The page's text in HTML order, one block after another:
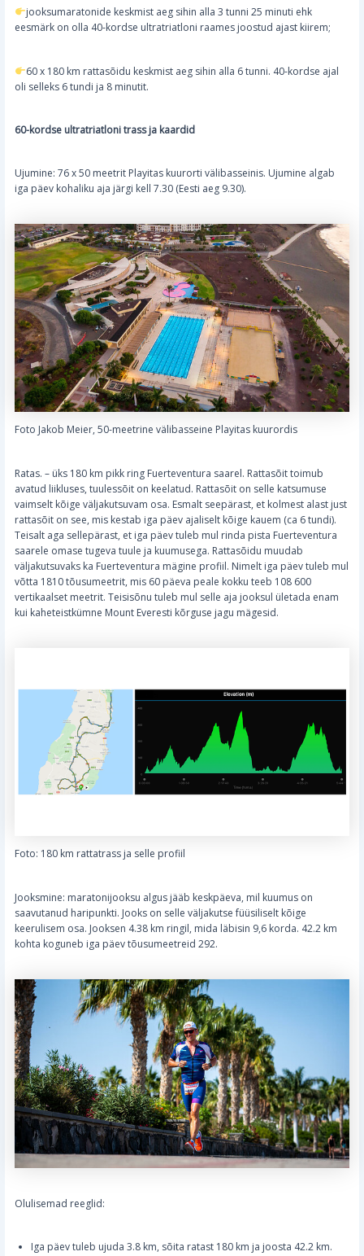
jooksumaratonide keskmist aeg sihin alla 3 tunni 25 minuti ehk
eesmärk on olla 40-kordse ultratriatloni raames joostud ajast kiirem;
60 x 180 km rattasõidu keskmist aeg sihin alla 6 tunni. 40-kordse ajal
oli selleks 6 tundi ja 8 minutit.
60-kordse ultratriatloni trass ja kaardid
Ujumine: 76 x 50 meetrit Playitas kuurorti välibasseinis. Ujumine algab
iga päev kohaliku aja järgi kell 7.30 (Eesti aeg 9.30).
Foto Jakob Meier, 50-meetrine välibasseine Playitas kuurordis
Ratas. – üks 180 km pikk ring Fuerteventura saarel. Rattasõit toimub
avatud liikluses, tuulessõit on keelatud. Rattasõit on selle katsumuse
vaimselt kõige väljakutsuvam osa. Esmalt seepärast, et kolmest alast just
rattasõit on see, mis kestab iga päev ajaliselt kõige kauem (ca 6 tundi).
Teisalt aga sellepärast, et iga päev tuleb mul rinda pista Fuerteventura
saarele omase tugeva tuule ja kuumusega. Rattasõidu muudab
väljakutsuvaks ka Fuerteventura mägine profiil. Nimelt iga päev tuleb mul
võtta 1810 tõusumeetrit, mis 60 päeva peale kokku teeb 108 600
vertikaalset meetrit. Teisisõnu tuleb mul selle aja jooksul ületada enam
kui kaheteistkümne Mount Everesti kõrguse jagu mägesid.
Foto: 180 km rattatrass ja selle profiil
Jooksmine: maratonijooksu algus jääb keskpäeva, mil kuumus on
saavutanud haripunkti. Jooks on selle väljakutse füüsiliselt kõige
keerulisem osa. Jooksen 4.38 km ringil, mida läbisin 9,6 korda. 42.2 km
kohta koguneb iga päev tõusumeetreid 292.
Olulisemad reeglid:
Iga päev tuleb ujuda 3.8 km, sõita ratast 180 km ja joosta 42.2 km.